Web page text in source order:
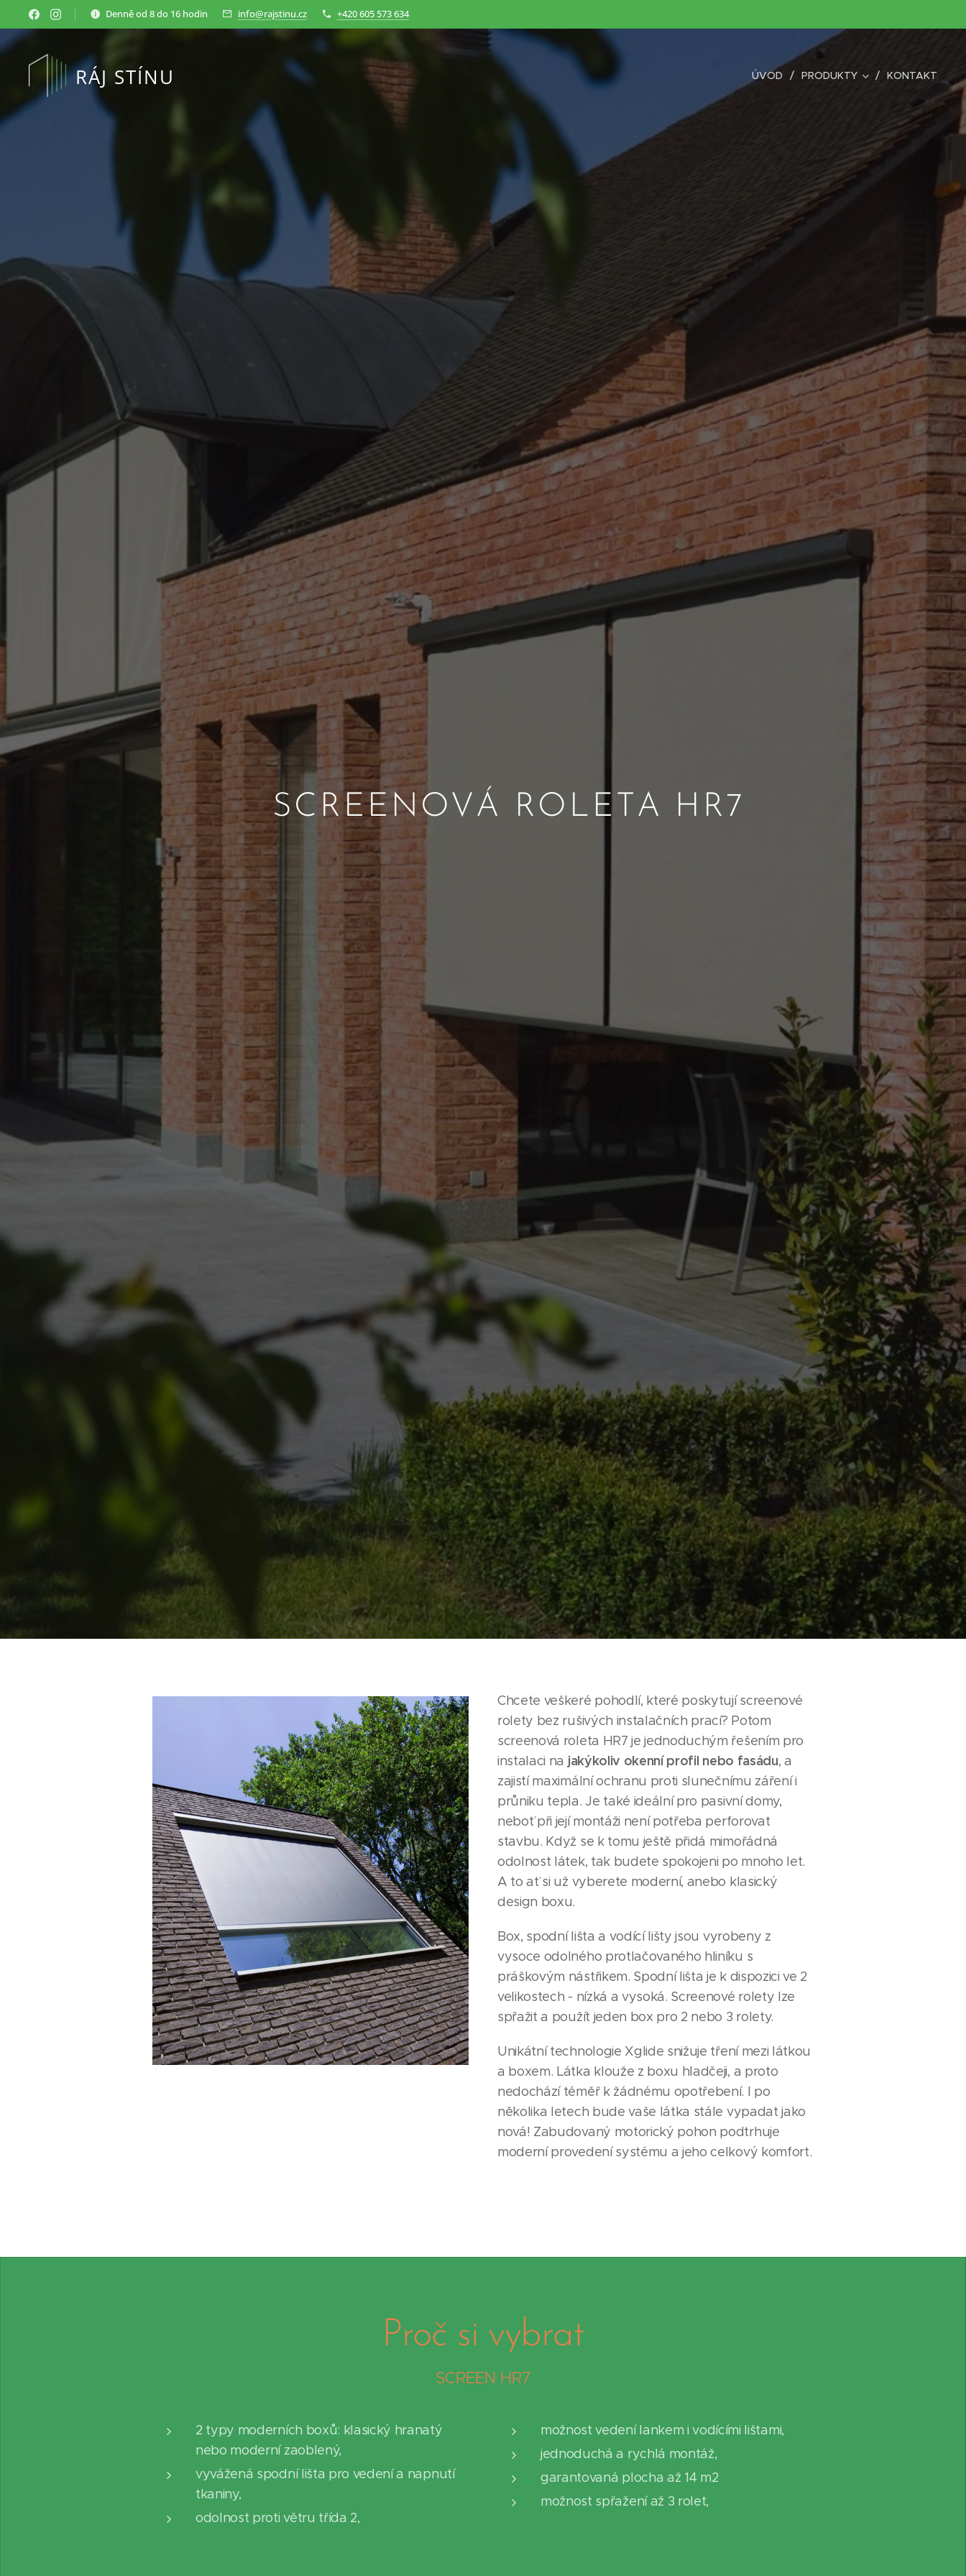
Denně od 8 do 16 hodin info@rajstinu.cz +420 605 573 634
RÁJ STÍNU ÚVOD PRODUKTY KONTAKT
SCREENOVÁ ROLETA HR7
Chcete veškeré pohodlí, které poskytují screenové
rolety bez rušivých instalačních prací? Potom
screenová roleta HR7 je jednoduchým řešením pro
instalaci na jakýkoliv okenní profil nebo fasádu, a
zajistí maximální ochranu proti slunečnímu záření i
průniku tepla. Je také ideální pro pasivní domy,
neboť při její montáži není potřeba perforovat
stavbu. Když se k tomu ještě přidá mimořádná
odolnost látek, tak budete spokojeni po mnoho let.
A to ať si už vyberete moderní, anebo klasický
design boxu.
Box, spodní lišta a vodící lišty jsou vyrobeny z
vysoce odolného protlačovaného hliníku s
práškovým nástřikem. Spodní lišta je k dispozici ve 2
velikostech - nízká a vysoká. Screenové rolety lze
spřažit a použít jeden box pro 2 nebo 3 rolety.
Unikátní technologie Xglide snižuje tření mezi látkou
a boxem. Látka klouže z boxu hladčeji, a proto
nedochází téměř k žádnému opotřebení. I po
několika letech bude vaše látka stále vypadat jako
nová! Zabudovaný motorický pohon podtrhuje
moderní provedení systému a jeho celkový komfort.
Proč si vybrat
SCREEN HR7
2 typy moderních boxů: klasický hranatý
nebo moderní zaoblený,
vyvážená spodní lišta pro vedení a napnutí
tkaniny,
odolnost proti větru třída 2,
možnost vedení lankem i vodícími lištami,
jednoduchá a rychlá montáž,
garantovaná plocha až 14 m2
možnost spřažení až 3 rolet,